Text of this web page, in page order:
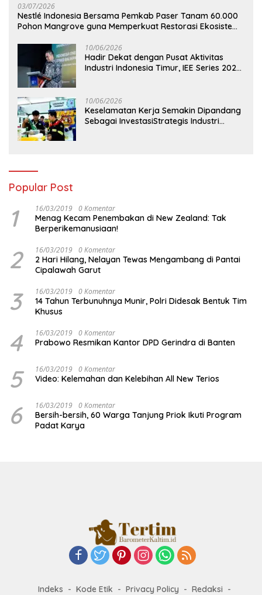
03/07/2026
Nestlé Indonesia Bersama Pemkab Paser Tanam 60.000
Pohon Mangrove guna Memperkuat Restorasi Ekosistem
10/06/2026
Hadir Dekat dengan Pusat Aktivitas
Industri Indonesia Timur, IEE Series 2026
10/06/2026
Keselamatan Kerja Semakin Dipandang
Sebagai InvestasiStrategis Industri
Popular Post
1 16/03/2019 0 Komentar
Menag Kecam Penembakan di New Zealand: Tak
Berperikemanusiaan!
2 16/03/2019 0 Komentar
2 Hari Hilang, Nelayan Tewas Mengambang di Pantai
Cipalawah Garut
3 16/03/2019 0 Komentar
14 Tahun Terbunuhnya Munir, Polri Didesak Bentuk Tim
Khusus
4 16/03/2019 0 Komentar
Prabowo Resmikan Kantor DPD Gerindra di Banten
5 16/03/2019 0 Komentar
Video: Kelemahan dan Kelebihan All New Terios
6 16/03/2019 0 Komentar
Bersih-bersih, 60 Warga Tanjung Priok Ikuti Program
Padat Karya
Indeks Kode Etik Privacy Policy Redaksi